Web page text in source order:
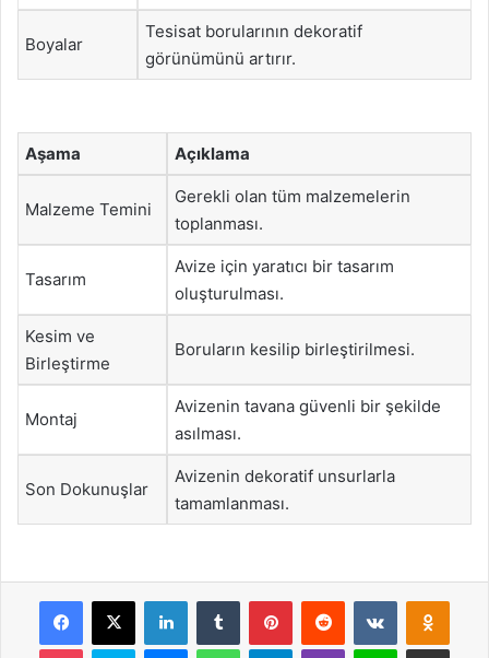
Boyalar
Tesisat borularının dekoratif
görünümünü artırır.
Aşama Açıklama
Malzeme Temini
Gerekli olan tüm malzemelerin
toplanması.
Tasarım
Avize için yaratıcı bir tasarım
oluşturulması.
Kesim ve
Birleştirme
Boruların kesilip birleştirilmesi.
Montaj
Avizenin tavana güvenli bir şekilde
asılması.
Son Dokunuşlar
Avizenin dekoratif unsurlarla
tamamlanması.
Facebook
X LinkedInTumblr PinterestReddit VKontakte
Pocket Skype MessengerWhatsAppTelegramViber Line E-Posta ile